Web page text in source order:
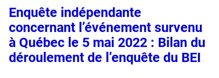
Enquête indépendante
concernant l’événement survenu
à Québec le 5 mai 2022 : Bilan du
déroulement de l’enquête du BEI